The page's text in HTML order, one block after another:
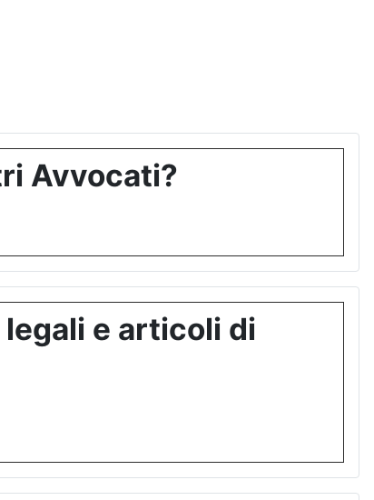
Avvocati?
e articoli di